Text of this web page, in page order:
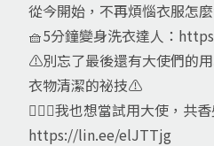
從今開始，不再煩惱衣服怎
🧺5分鐘變身洗衣達人：
⚠️別忘了最後還有大使們的
衣物清潔的祕技⚠️
🙋🏻‍♀️我也想當試用大使，共香
https://lin.ee/elJTTjg